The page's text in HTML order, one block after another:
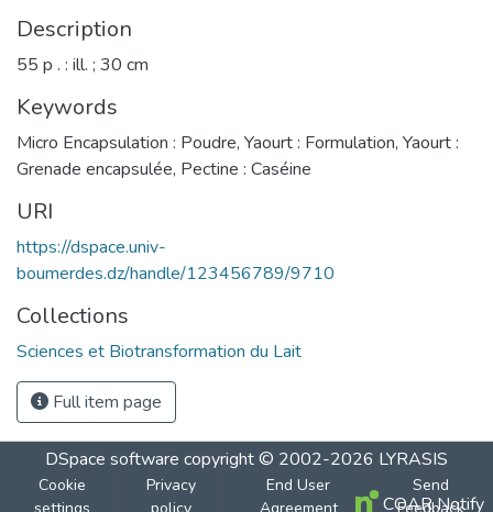
Description
55 p . : ill. ; 30 cm
Keywords
Micro Encapsulation : Poudre, Yaourt : Formulation, Yaourt :
Grenade encapsulée, Pectine : Caséine
URI
https://dspace.univ-
boumerdes.dz/handle/123456789/9710
Collections
Sciences et Biotransformation du Lait
Full item page
DSpace software copyright © 2002-2026 LYRASIS
Cookie
Privacy
End User
Send
COAR Notify